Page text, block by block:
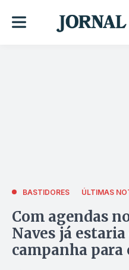
BASTIDORES ÚLTIMAS
Com agendas
Naves já
campanha